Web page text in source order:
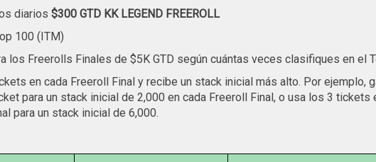
diarios $300 GTD KK LEGEND FREEROLL
100 (ITM)
los Freerolls Finales de $5K GTD según cuántas veces clasifiques en el
en cada Freeroll Final y recibe un stack inicial más alto. Por ejemplo,
para un stack inicial de 2,000 en cada Freeroll Final, o usa los 3 tickets
para un stack inicial de 6,000.